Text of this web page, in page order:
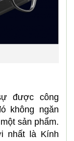
được công
không ngăn
sản phẩm.
nhất là Kính